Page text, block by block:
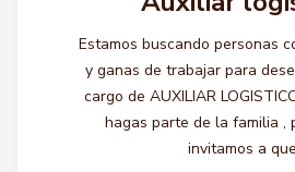
Estamos buscando personas
y ganas de trabajar para
cargo de AUXILIAR
hagas parte de la familia ,
invitamos a